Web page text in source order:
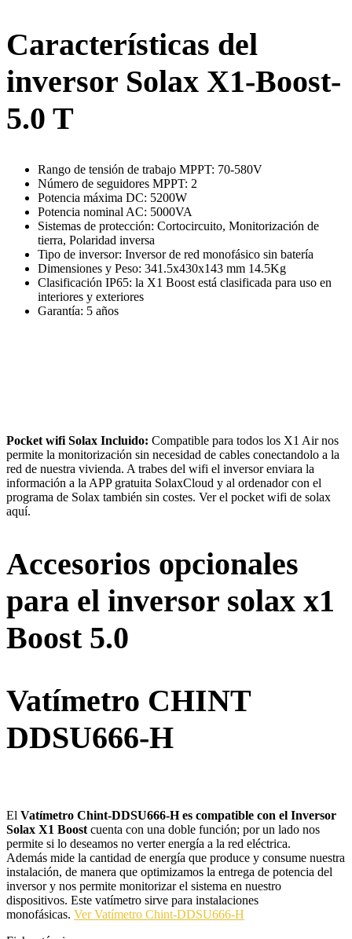
Características del
inversor Solax X1-Boost-
5.0 T
Rango de tensión de trabajo MPPT: 70-580V
Número de seguidores MPPT: 2
Potencia máxima DC: 5200W
Potencia nominal AC: 5000VA
Sistemas de protección: Cortocircuito, Monitorización de
tierra, Polaridad inversa
Tipo de inversor: Inversor de red monofásico sin batería
Dimensiones y Peso: 341.5x430x143 mm 14.5Kg
Clasificación IP65: la X1 Boost está clasificada para uso en
interiores y exteriores
Garantía: 5 años
Pocket wifi Solax Incluido: Compatible para todos los X1 Air nos
permite la monitorización sin necesidad de cables conectandolo a la
red de nuestra vivienda. A trabes del wifi el inversor enviara la
información a la APP gratuita SolaxCloud y al ordenador con el
programa de Solax también sin costes. Ver el pocket wifi de solax
aquí.
Accesorios opcionales
para el inversor solax x1
Boost 5.0
Vatímetro CHINT
DDSU666-H
El Vatímetro Chint-DDSU666-Hes compatible con el Inversor
Solax X1 Boost cuenta con una doble función; por un lado nos
permite si lo deseamos no verter energía a la red eléctrica.
Además mide la cantidad de energía que produce y consume nuestra
instalación, de manera que optimizamos la entrega de potencia del
inversor y nos permite monitorizar el sistema en nuestro
dispositivos. Este vatímetro sirve para instalaciones
monofásicas. Ver Vatímetro Chint-DDSU666-H